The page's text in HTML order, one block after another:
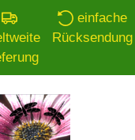
einfache
Rücksendung